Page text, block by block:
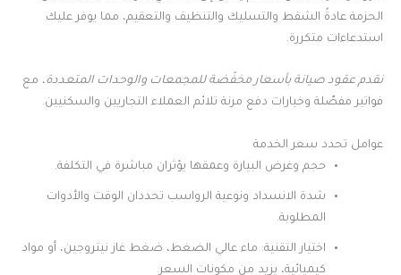
الحزمة عادةً الشفط والتسليك والتنظيف والتعقيم، مما يوفر عليك
استدعاءات متكررة.
نقدم عقود صيانة بأسعار مخفّضة للمجمعات والوحدات المتعددة، مع
فواتير مفصّلة وخيارات دفع مرنة تلائم العملاء التجاريين والسكنيين.
عوامل تحدد سعر الخدمة
حجم وغرض البيارة وعمقها يؤثران مباشرة في التكلفة.
شدة الانسداد ونوعية الرواسب تحددان الوقت والأدوات
المطلوبة.
اختيار التقنية: ماء عالي الضغط، ضغط غاز نيتروجين، أو مواد
كيميائية، يزيد من مكونات السعر.